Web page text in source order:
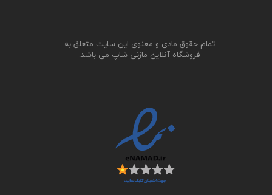
تمام حقوق مادی و معنوی این سایت متعلق به
فروشگاه آنلاین مازنی شاپ می باشد.